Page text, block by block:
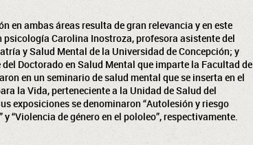
en ambas áreas resulta de gran relevancia y en este
psicología Carolina Inostroza, profesora asistente del
y Salud Mental de la Universidad de Concepción; y
Doctorado en Salud Mental que imparte la Facultad de
en un seminario de salud mental que se inserta en el
la Vida, perteneciente a la Unidad de Salud del
exposiciones se denominaron “Autolesión y riesgo
“Violencia de género en el pololeo”, respectivamente.